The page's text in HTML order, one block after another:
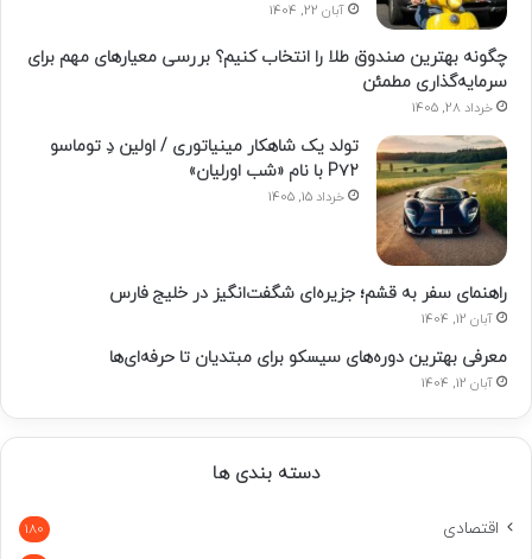
آبان 22, 1404
چگونه بهترین صندوق طلا را انتخاب کنیم؟ بررسی معیارهای مهم برای
سرمایه‌گذاری مطمئن
خرداد 28, 1405
تولد یک شاهکار مینیاتوری / اولین دِ توماسو
P۷۲ با نام «شب اورلیان»
خرداد 15, 1405
راهنمای سفر به قشم؛ جزیره‌ای شگفت‌انگیز در خلیج فارس
آبان 12, 1404
معرفی بهترین دوره‌های سیسکو برای مبتدیان تا حرفه‌ای‌ها
آبان 12, 1404
دسته بندی ها
اقتصادی 180